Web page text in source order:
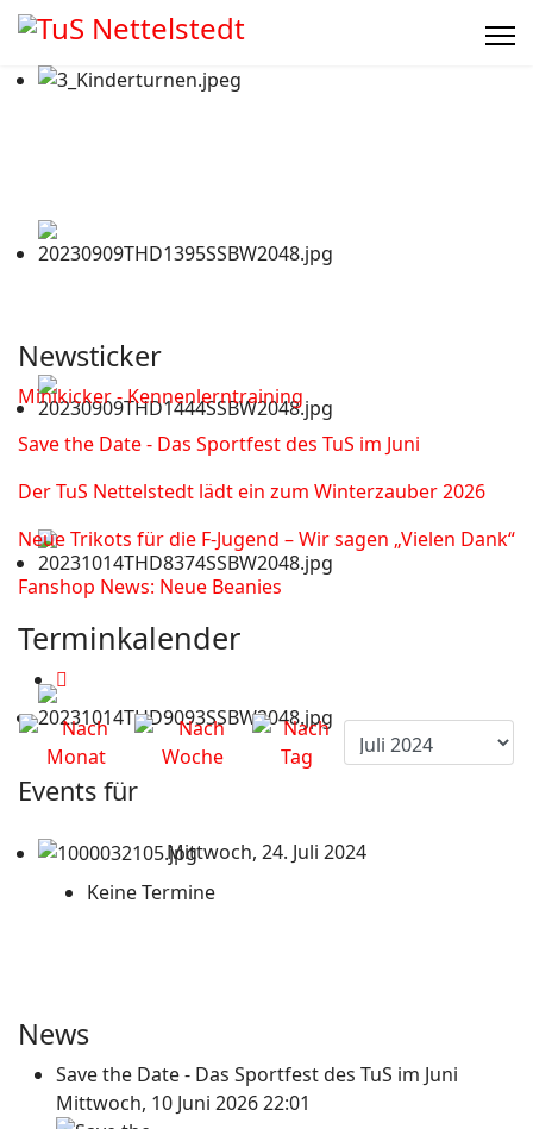
Newsticker
Minikicker - Kennenlerntraining
Save the Date - Das Sportfest des TuS im Juni
Der TuS Nettelstedt lädt ein zum Winterzauber 2026
Neue Trikots für die F-Jugend – Wir sagen „Vielen Dank“
Fanshop News: Neue Beanies
Terminkalender
Events für
Mittwoch, 24. Juli 2024
Keine Termine
News
Save the Date - Das Sportfest des TuS im Juni
Mittwoch, 10 Juni 2026 22:01